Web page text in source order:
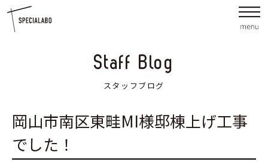
Staff Blog
スタッフブログ
岡山市南区東畦MI様邸棟上げ工事
でした！